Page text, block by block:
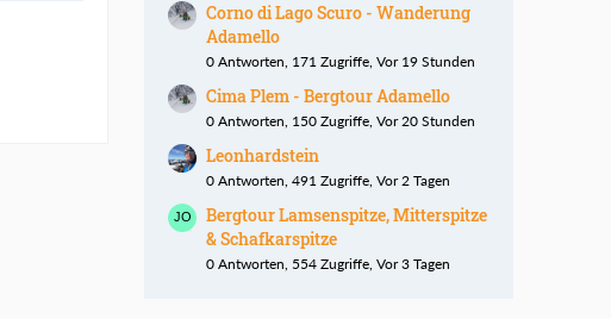
Corno di Lago Scuro - Wanderung
Adamello
0 Antworten, 171 Zugriffe, Vor 19 Stunden
Cima Plem - Bergtour Adamello
0 Antworten, 150 Zugriffe, Vor 20 Stunden
Leonhardstein
0 Antworten, 491 Zugriffe, Vor 2 Tagen
Bergtour Lamsenspitze, Mitterspitze
& Schafkarspitze
0 Antworten, 554 Zugriffe, Vor 3 Tagen